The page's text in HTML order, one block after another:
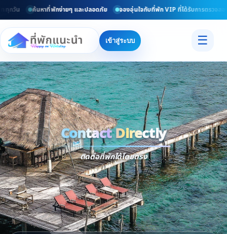
กวัน ค้นหาที่พักง่ายๆ และปลอดภัย จองอุ่นใจกับที่พัก VIP ที่ได้รับการตรวจสอ
เข้าสู่ระบบ ☰
Contact Directly
Contact
ติดต่อที่พักได้โดยตรง